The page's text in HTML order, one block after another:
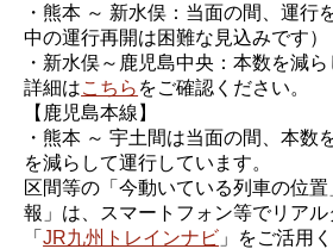
・熊本 ～ 新水俣：当面の間、運行
中の運行再開は困難な見込みです）
・新水俣～鹿児島中央：本数を減
詳細はこちら をご確認ください。
【鹿児島本線】
・熊本 ～ 宇土間は当面の間、本数
を減らして運行しています。
区間等の「今動いている列車の位
報」は、スマートフォン等でリア
「JR九州トレインナビ 」をご活用